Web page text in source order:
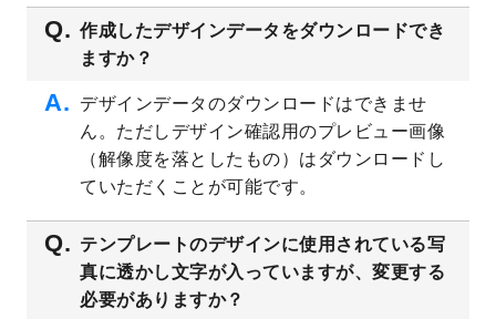
追加しました。
2023/4/20
2023/4/18
セミナー・講演会のチラシデザインテンプ
レートを追加しました。
2023/4/18
スポーツジム・フィットネスクラブのチラ
シデザインテンプレート
2023/3/16
シール・ラベルのデザインテンプレートを
公開いたしました。
2023/3/13
封筒（長3、洋長3、角2）のデザインテンプ
レートを追加しました。
作成したデザインデータをダウンロードでき
ますか？
デザインデータのダウンロードはできませ
ん。ただしデザイン確認用のプレビュー画像
（解像度を落としたもの）はダウンロードし
ていただくことが可能です。
テンプレートのデザインに使用されている写
真に透かし文字が入っていますが、変更する
必要がありますか？